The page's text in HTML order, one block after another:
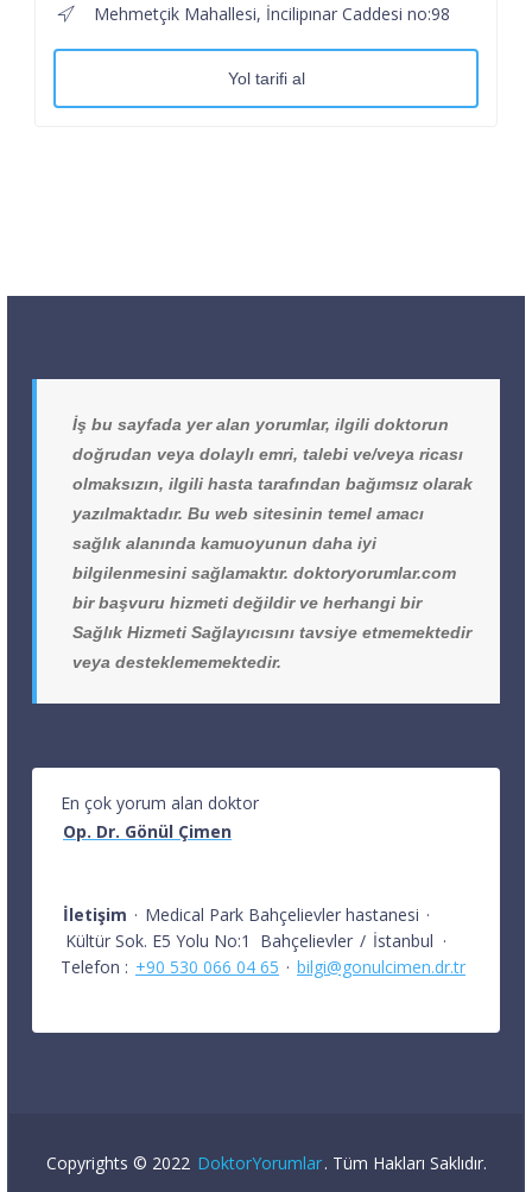
Mehmetçik Mahallesi, İncilipınar Caddesi no:98
Yol tarifi al
İş bu sayfada yer alan yorumlar, ilgili doktorun
doğrudan veya dolaylı emri, talebi ve/veya ricası
olmaksızın, ilgili hasta tarafından bağımsız olarak
yazılmaktadır. Bu web sitesinin temel amacı
sağlık alanında kamuoyunun daha iyi
bilgilenmesini sağlamaktır. doktoryorumlar.com
bir başvuru hizmeti değildir ve herhangi bir
Sağlık Hizmeti Sağlayıcısını tavsiye etmemektedir
veya desteklememektedir.
En çok yorum alan doktor
Op. Dr. Gönül Çimen
İletişim · Medical Park Bahçelievler hastanesi ·
Kültür Sok. E5 Yolu No:1
Bahçelievler / İstanbul ·
Telefon : +90 530 066 04 65 · bilgi@gonulcimen.dr.tr
Copyrights © 2022 DoktorYorumlar. Tüm Hakları Saklıdır.